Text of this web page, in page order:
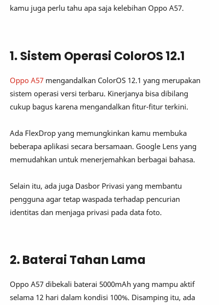
kamu juga perlu tahu apa saja kelebihan Oppo A57.
1. Sistem Operasi ColorOS 12.1
Oppo A57 mengandalkan ColorOS 12.1 yang merupakan
sistem operasi versi terbaru. Kinerjanya bisa dibilang
cukup bagus karena mengandalkan fitur-fitur terkini.
Ada FlexDrop yang memungkinkan kamu membuka
beberapa aplikasi secara bersamaan. Google Lens yang
memudahkan untuk menerjemahkan berbagai bahasa.
Selain itu, ada juga Dasbor Privasi yang membantu
pengguna agar tetap waspada terhadap pencurian
identitas dan menjaga privasi pada data foto.
2. Baterai Tahan Lama
Oppo A57 dibekali baterai 5000mAh yang mampu aktif
selama 12 hari dalam kondisi 100%. Disamping itu, ada